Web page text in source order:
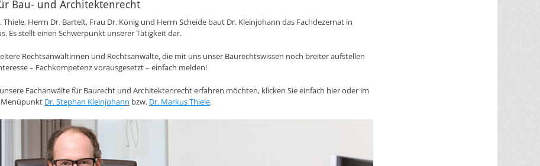
Bau- und Architektenrecht
Herrn Dr. Bartelt, Frau Dr. König und Herrn Scheide baut Dr. Kleinjohann das Fachdezernat in
Es stellt einen Schwerpunkt unserer Tätigkeit dar.
Rechtsanwältinnen und Rechtsanwälte, die mit uns unser Baurechtswissen noch breiter aufstellen
– Fachkompetenz vorausgesetzt – einfach melden!
Fachanwälte für Baurecht und Architektenrecht erfahren möchten, klicken Sie einfach hier oder im
Dr. Stephan Kleinjohann bzw. Dr. Markus Thiele.